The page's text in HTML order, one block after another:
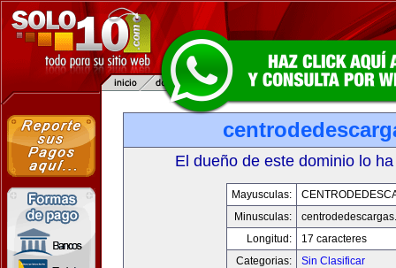
El dueño de este dominio lo
Mayusculas:
Minusculas:
Longitud:
17 caracteres
Categorias:
Sin Clasificar